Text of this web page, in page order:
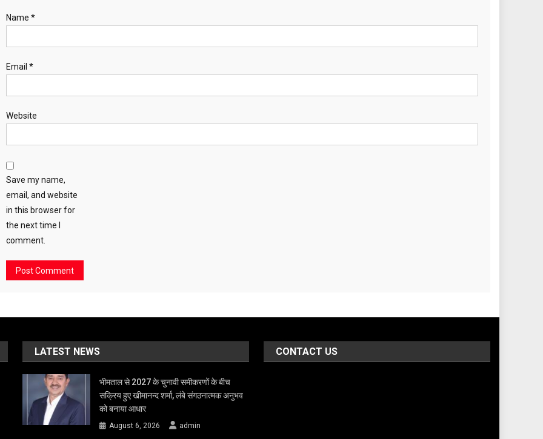
Name *
Email *
Website
Save my name,
email, and website
in this browser for
the next time I
comment.
LATEST NEWS
भीमताल से 2027 के चुनावी समीकरणों के बीच
सक्रिय हुए खीमानन्द शर्मा, लंबे संगठनात्मक अनुभव
को बनाया आधार
August 6, 2026 admin
CONTACT US